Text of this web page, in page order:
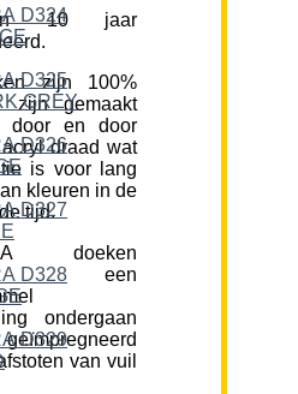
10 jaar
zijn 100%
zijn gemaakt
door en door
draad wat
is voor lang
kleuren in de
tijd.
doeken
een
ondergaan
van vuil